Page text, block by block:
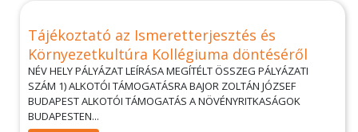
Tájékoztató az Ismeretterjesztés és
Környezetkultúra Kollégiuma döntéséről
NÉV HELY PÁLYÁZAT LEÍRÁSA MEGÍTÉLT ÖSSZEG PÁLYÁZATI
SZÁM 1) ALKOTÓI TÁMOGATÁSRA BAJOR ZOLTÁN JÓZSEF
BUDAPEST ALKOTÓI TÁMOGATÁS A NÖVÉNYRITKASÁGOK
BUDAPESTEN...